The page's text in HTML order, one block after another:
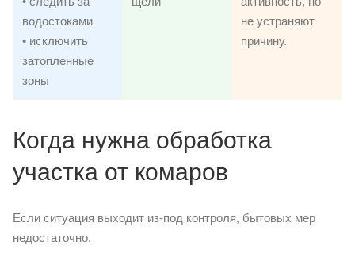
водостоками
• исключить
затопленные
зоны
не устраняют
причину.
Когда нужна обработка
участка от комаров
Если ситуация выходит из-под контроля, бытовых мер
недостаточно.